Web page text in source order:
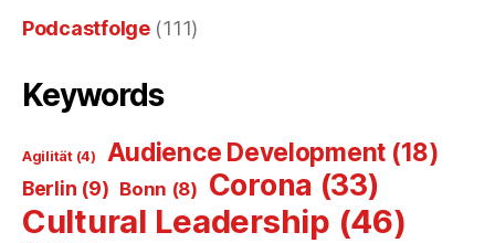
Podcastfolge(111)
Keywords
Agilität(4) Audience Development (18)
Berlin (9) Bonn (8) Corona (33)
Cultural Leadership (46)